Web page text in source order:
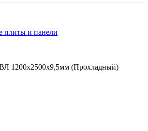
плиты и панели
1200x2500x9,5мм (Прохладный)